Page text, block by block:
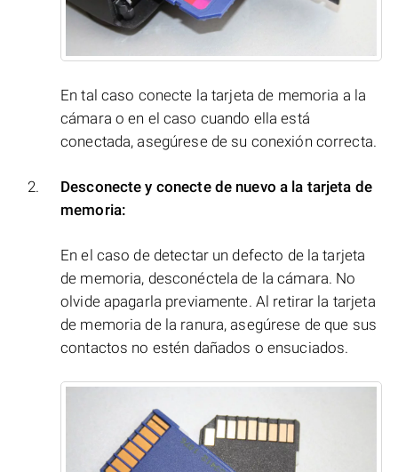
En tal caso conecte la tarjeta de memoria a la
cámara o en el caso cuando ella está
conectada, asegúrese de su conexión correcta.
Desconecte y conecte de nuevo a la tarjeta de
memoria:
En el caso de detectar un defecto de la tarjeta
de memoria, desconéctela de la cámara. No
olvide apagarla previamente. Al retirar la tarjeta
de memoria de la ranura, asegúrese de que sus
contactos no estén dañados o ensuciados.